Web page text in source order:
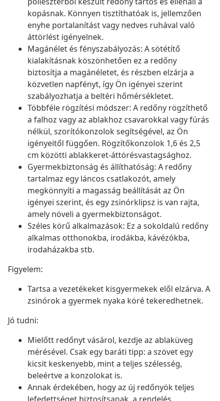
kopásnak. Könnyen tisztíthatóak is, jellemzően
enyhe portalanítást vagy nedves ruhával való
áttörlést igényelnek.
Magánélet és fényszabályozás: A sötétítő
kialakításnak köszönhetően ez a redőny
biztosítja a magánéletet, és részben elzárja a
közvetlen napfényt, így Ön igényei szerint
szabályozhatja a beltéri hőmérsékletet.
Többféle rögzítési módszer: A redőny rögzíthető
a falhoz vagy az ablakhoz csavarokkal vagy fúrás
nélkül, szorítókonzolok segítségével, az Ön
igényeitől függően. Rögzítőkonzolok 1,6 és 2,5
cm közötti ablakkeret-áttörésvastagsághoz.
Gyermekbiztonság és állíthatóság: A redőny
tartalmaz egy láncos csatlakozót, amely
megkönnyíti a magasság beállítását az Ön
igényei szerint, és egy zsinórklipsz is van rajta,
amely növeli a gyermekbiztonságot.
Széles körű alkalmazások: Ez a sokoldalú redőny
alkalmas otthonokba, irodákba, kávézókba,
irodaházakba stb.
Figyelem:
Tartsa a vezetékeket kisgyermekek elől elzárva. A
zsinórok a gyermek nyaka köré tekeredhetnek.
Jó tudni:
Mielőtt redőnyt vásárol, kezdje az ablaküveg
mérésével. Csak egy baráti tipp: a szövet egy
kicsit keskenyebb, mint a teljes szélesség,
beleértve a konzolokat is.
Annak érdekében, hogy az új redőnyök teljes